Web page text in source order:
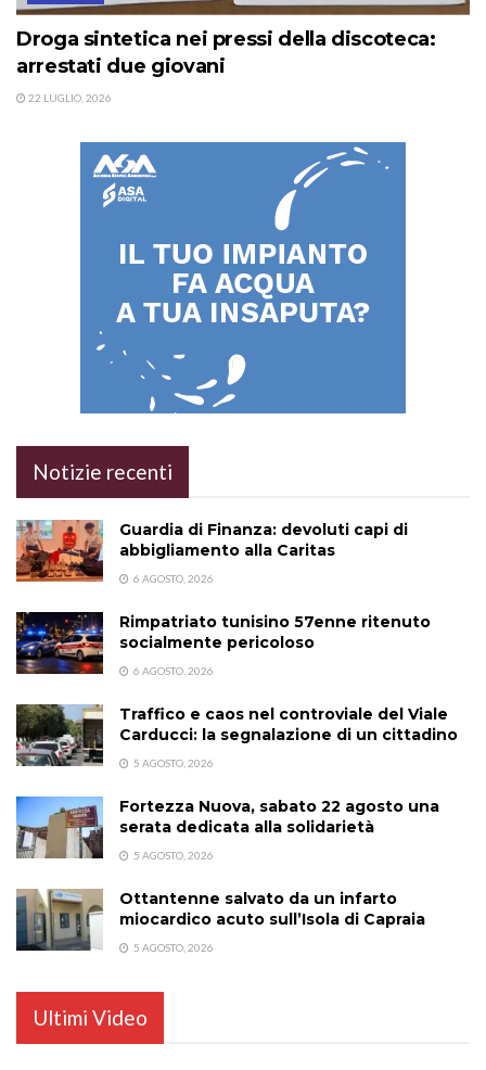
Droga sintetica nei pressi della discoteca:
arrestati due giovani
22 LUGLIO, 2026
Notizie recenti
Guardia di Finanza: devoluti capi di
abbigliamento alla Caritas
6 AGOSTO, 2026
Rimpatriato tunisino 57enne ritenuto
socialmente pericoloso
6 AGOSTO, 2026
Traffico e caos nel controviale del Viale
Carducci: la segnalazione di un cittadino
5 AGOSTO, 2026
Fortezza Nuova, sabato 22 agosto una
serata dedicata alla solidarietà
5 AGOSTO, 2026
Ottantenne salvato da un infarto
miocardico acuto sull’Isola di Capraia
5 AGOSTO, 2026
Ultimi Video